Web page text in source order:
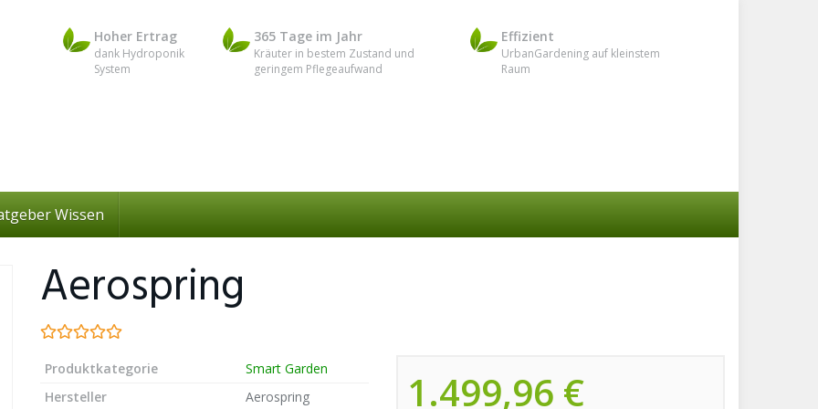
Hoher Ertrag
dank Hydroponik
System
365 Tage im Jahr
Kräuter in bestem Zustand und
geringem Pflegeaufwand
Effizient
UrbanGardening auf kleinstem
Raum
Wissen
Aerospring
1.499,96 €
Produktkategorie
Smart Garden
Hersteller
Aerospring